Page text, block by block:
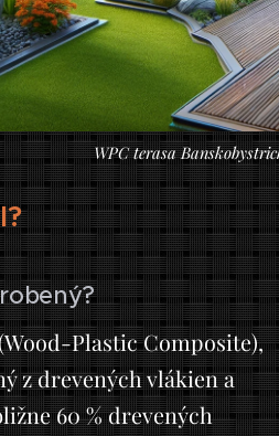
WPC terasa
Plastic Composite),
z drevených vlákien a
60 % drevených